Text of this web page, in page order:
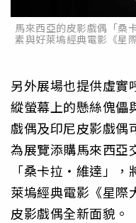
馬來西亞的皮影戲偶「桑
素與好萊塢經典電影《星
另外展場也提供虛實
縱螢幕上的懸絲傀儡
戲偶及印尼皮影戲偶
為展覽添購馬來西亞
「桑卡拉・維達」
萊塢經典電影《星際
皮影戲偶全新面貌。